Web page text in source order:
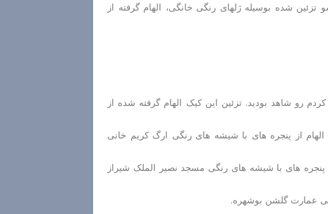
تزئین شده بوسیله ژلهای رنگی خانگی، الهام گرفته از
رو شاهد بودید. تزئین این کیک الهام گرفته شده از
الهام از پنجره های با شیشه های رنگی ارگ کریم خانی
پنجره های با شیشه های رنگی مسجد نصیر الملک شیراز
عمارت گلشن بوشهره.